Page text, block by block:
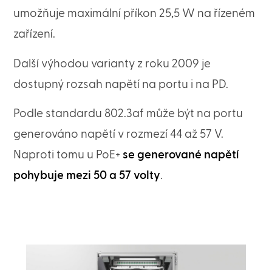
umožňuje maximální příkon 25,5 W na řízeném
zařízení.
Další výhodou varianty z roku 2009 je
dostupný rozsah napětí na portu i na PD.
Podle standardu 802.3af může být na portu
generováno napětí v rozmezí 44 až 57 V.
Naproti tomu u PoE+ se generované napětí
pohybuje mezi 50 a 57 volty.